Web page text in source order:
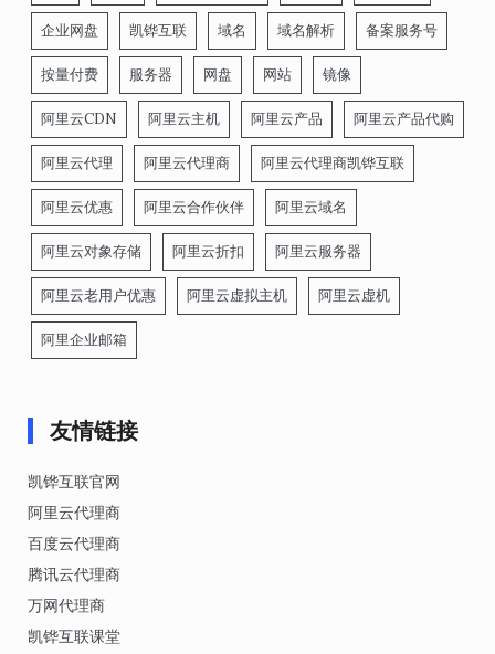
企业网盘 凯铧互联 域名 域名解析 备案服务号
按量付费 服务器 网盘 网站 镜像
阿里云CDN 阿里云主机 阿里云产品 阿里云产品代购
阿里云代理 阿里云代理商 阿里云代理商凯铧互联
阿里云优惠 阿里云合作伙伴 阿里云域名
阿里云对象存储 阿里云折扣 阿里云服务器
阿里云老用户优惠 阿里云虚拟主机 阿里云虚机
阿里企业邮箱
友情链接
凯铧互联官网
阿里云代理商
百度云代理商
腾讯云代理商
万网代理商
凯铧互联课堂